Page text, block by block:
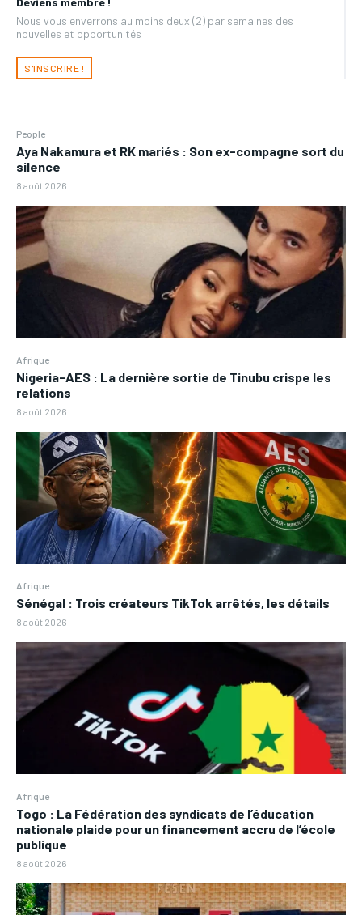
Nous vous enverrons au moins deux (2) par semaines des
nouvelles et opportunités
S'INSCRIRE !
People
Aya Nakamura et RK mariés : Son ex-compagne sort du
silence
8 août 2026
Afrique
Nigeria-AES : La dernière sortie de Tinubu crispe les
relations
8 août 2026
Afrique
Sénégal : Trois créateurs TikTok arrêtés, les détails
8 août 2026
Afrique
Togo : La Fédération des syndicats de l’éducation
nationale plaide pour un financement accru de l’école
publique
8 août 2026